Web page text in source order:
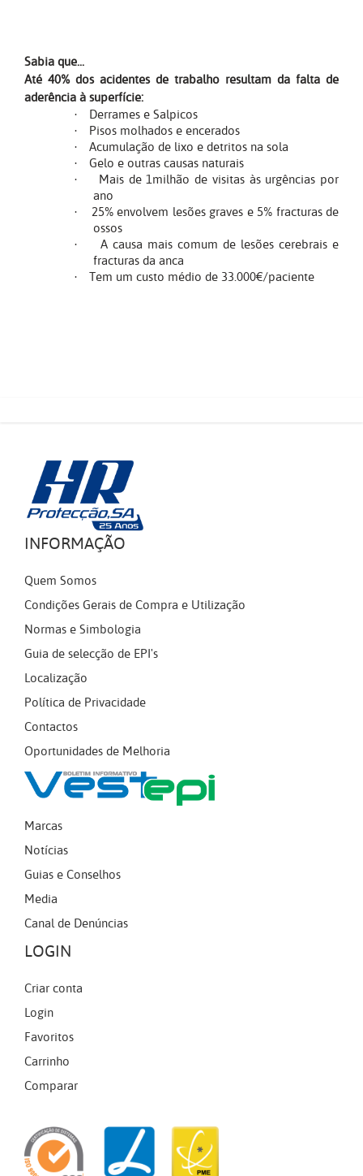
Sabia que...
Até 40% dos acidentes de trabalho resultam da falta de
aderência à superfície:
· Derrames e Salpicos
· Pisos molhados e encerados
· Acumulação de lixo e detritos na sola
· Gelo e outras causas naturais
·
Mais de 1milhão de visitas às urgências por
ano
·
25% envolvem lesões graves e 5% fracturas de
ossos
·
A causa mais comum de lesões cerebrais e
fracturas da anca
· Tem um custo médio de 33.000€/paciente
INFORMAÇÃO
Quem Somos
Condições Gerais de Compra e Utilização
Normas e Simbologia
Guia de selecção de EPI's
Localização
Política de Privacidade
Contactos
Oportunidades de Melhoria
Marcas
Notícias
Guias e Conselhos
Media
Canal de Denúncias
LOGIN
Criar conta
Login
Favoritos
Carrinho
Comparar